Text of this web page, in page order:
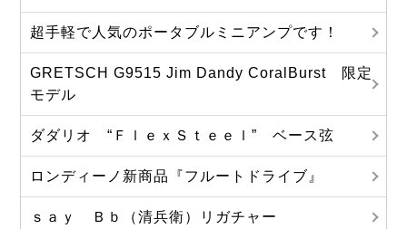
超手軽で人気のポータブルミニアンプです！
GRETSCH G9515 Jim Dandy CoralBurst 限定
モデル
ダダリオ “ＦｌｅｘＳｔｅｅｌ” ベース弦
ロンディーノ新商品『フルートドライブ』
ｓａｙ Ｂｂ（清兵衛）リガチャー